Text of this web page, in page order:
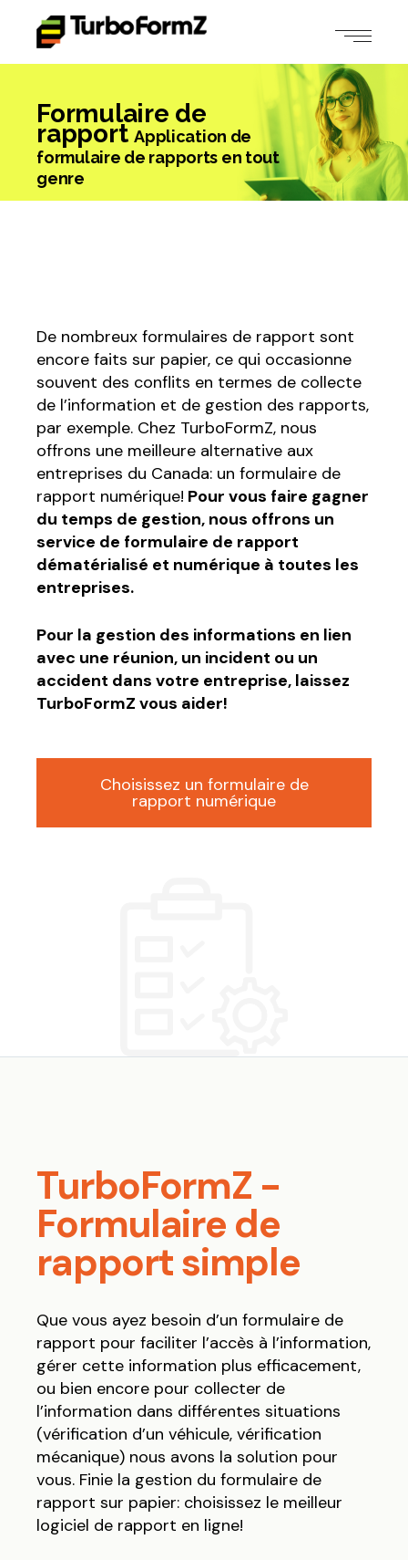
Formulaire de
rapportApplication de
formulaire de rapports en tout
genre
De nombreux formulaires de rapport sont
encore faits sur papier, ce qui occasionne
souvent des conflits en termes de collecte
de l’information et de gestion des rapports,
par exemple. Chez TurboFormZ, nous
offrons une meilleure alternative aux
entreprises du Canada: un formulaire de
rapport numérique! Pour vous faire gagner
du temps de gestion, nous offrons un
service de formulaire de rapport
dématérialisé et numérique à toutes les
entreprises.
Pour la gestion des informations en lien
avec une réunion, un incident ou un
accident dans votre entreprise, laissez
TurboFormZ vous aider!
Choisissez un formulaire de
rapport numérique
TurboFormZ -
Formulaire de
rapport simple
Que vous ayez besoin d’un formulaire de
rapport pour faciliter l’accès à l’information,
gérer cette information plus efficacement,
ou bien encore pour collecter de
l’information dans différentes situations
(vérification d’un véhicule, vérification
mécanique) nous avons la solution pour
vous. Finie la gestion du formulaire de
rapport sur papier: choisissez le meilleur
logiciel de rapport en ligne!